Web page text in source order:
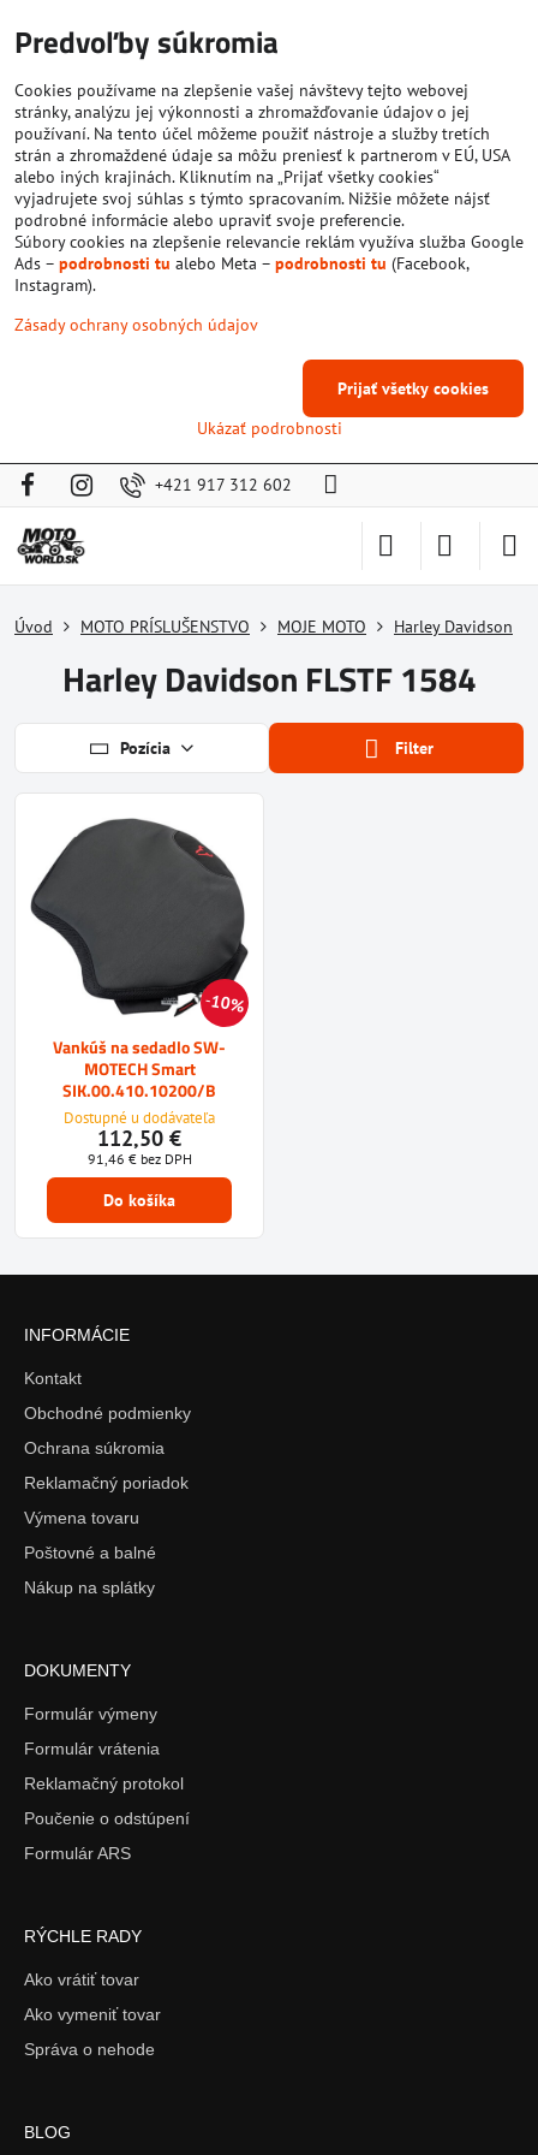
+421 917 312 602
Úvod MOTO PRÍSLUŠENSTVO MOJE MOTO Harley Davidson
Harley Davidson FLSTF 1584
Pozícia Filter
10%
Vankúš na sedadlo SW-
MOTECH Smart
SIK.00.410.10200/B
Dostupné u dodávateľa
112,50 €
91,46 € bez DPH
Do košíka
INFORMÁCIE
Kontakt
Obchodné podmienky
Ochrana súkromia
Reklamačný poriadok
Výmena tovaru
Poštovné a balné
Nákup na splátky
DOKUMENTY
Formulár výmeny
Formulár vrátenia
Reklamačný protokol
Poučenie o odstúpení
Formulár ARS
RÝCHLE RADY
Ako vrátiť tovar
Ako vymeniť tovar
Správa o nehode
BLOG
Predvoľby súkromia
Cookies používame na zlepšenie vašej návštevy tejto webovej
stránky, analýzu jej výkonnosti a zhromažďovanie údajov o jej
používaní. Na tento účel môžeme použiť nástroje a služby tretích
strán a zhromaždené údaje sa môžu preniesť k partnerom v EÚ, USA
alebo iných krajinách. Kliknutím na „Prijať všetky cookies“
vyjadrujete svoj súhlas s týmto spracovaním. Nižšie môžete nájsť
podrobné informácie alebo upraviť svoje preferencie.
Súbory cookies na zlepšenie relevancie reklám využíva služba Google
Ads – podrobnosti tu alebo Meta – podrobnosti tu (Facebook,
Instagram).
Zásady ochrany osobných údajov
Ukázať podrobnosti
Prijať všetky cookies